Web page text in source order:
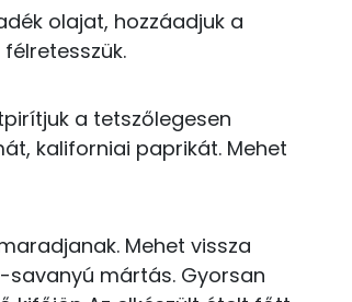
4 kcal
3 kcal
59 kcal
10 kcal
olajat, hozzáadjuk a
a tetszőlegesen
kaliforniai paprikát. Mehet
Mehet vissza
mártás. Gyorsan